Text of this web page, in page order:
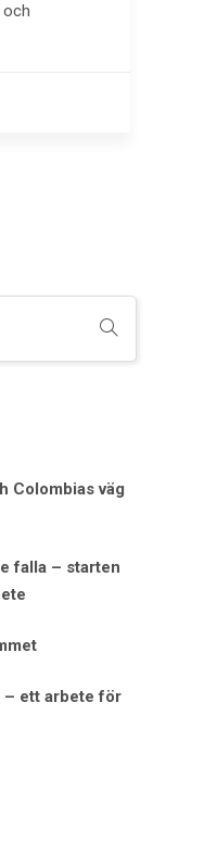
Colombias väg
falla – starten
– ett arbete för